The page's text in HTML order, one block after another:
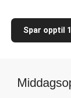
Spar opptil